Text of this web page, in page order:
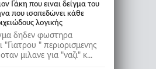
Γάκη που ειναι δείγμα του
που ισοπεδώνει κάθε
λογικής
δηδεν φωστηρα
"Γιατρου " περιορισμενης
μιλανε για "ναζι" κ...